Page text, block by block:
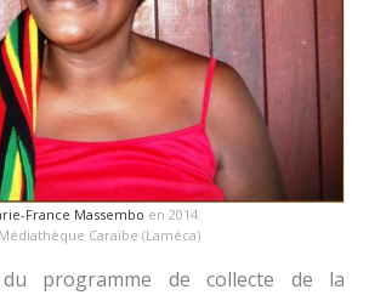
France Massembo en 2014.
Caraïbe (Laméca)
programme de collecte de la